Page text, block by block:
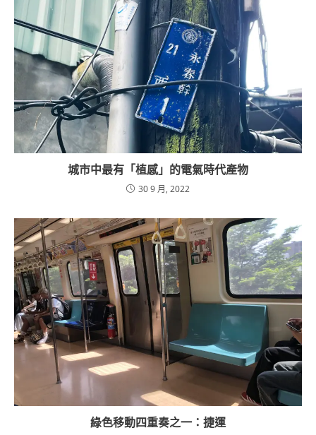
城市中最有「植感」的電氣時代產物
30 9 月, 2022
綠色移動四重奏之一：捷運